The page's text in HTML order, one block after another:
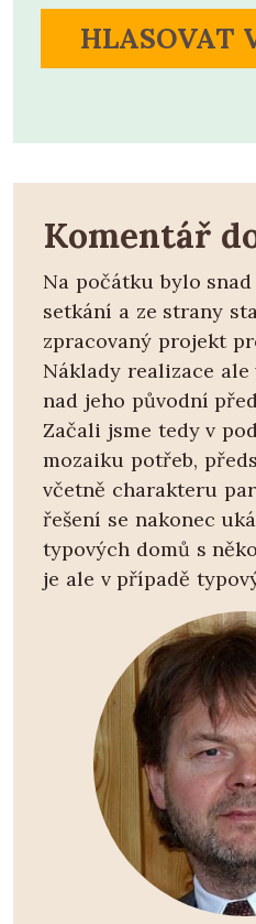
HLASOVAT
Komentář
Na počátku bylo
setkání a ze strany
zpracovaný projekt
Náklady realizace ale
nad jeho původní
Začali jsme tedy v
mozaiku potřeb,
včetně charakteru
řešení se nakonec
typových domů s
je ale v případě